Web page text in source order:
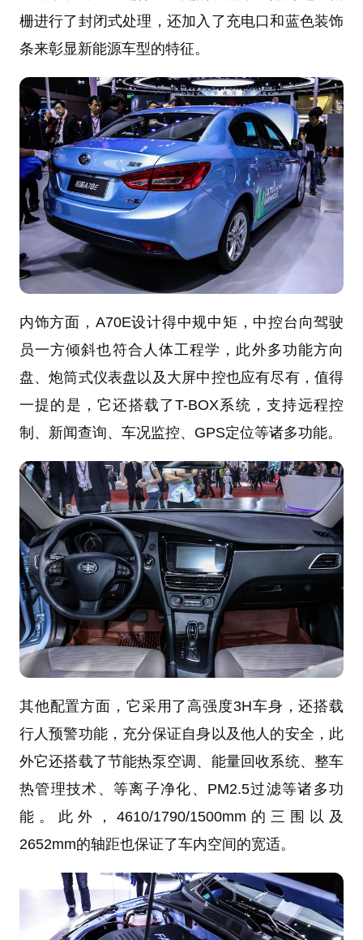
栅进行了封闭式处理，还加入了充电口和蓝色装饰
条来彰显新能源车型的特征。
内饰方面，A70E设计得中规中矩，中控台向驾驶
员一方倾斜也符合人体工程学，此外多功能方向
盘、炮筒式仪表盘以及大屏中控也应有尽有，值得
一提的是，它还搭载了T-BOX系统，支持远程控
制、新闻查询、车况监控、GPS定位等诸多功能。
其他配置方面，它采用了高强度3H车身，还搭载
行人预警功能，充分保证自身以及他人的安全，此
外它还搭载了节能热泵空调、能量回收系统、整车
热管理技术、等离子净化、PM2.5过滤等诸多功
能。此外，4610/1790/1500mm的三围以及
2652mm的轴距也保证了车内空间的宽适。